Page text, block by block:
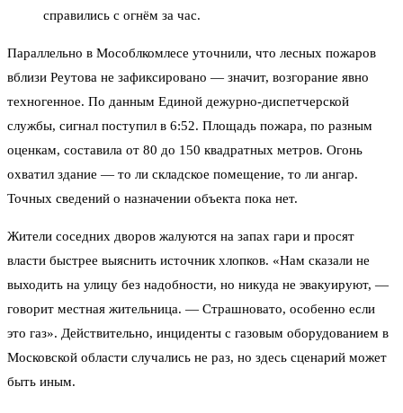
справились с огнём за час.
Параллельно в Мособлкомлесе уточнили, что лесных пожаров
вблизи Реутова не зафиксировано — значит, возгорание явно
техногенное. По данным Единой дежурно-диспетчерской
службы, сигнал поступил в 6:52. Площадь пожара, по разным
оценкам, составила от 80 до 150 квадратных метров. Огонь
охватил здание — то ли складское помещение, то ли ангар.
Точных сведений о назначении объекта пока нет.
Жители соседних дворов жалуются на запах гари и просят
власти быстрее выяснить источник хлопков. «Нам сказали не
выходить на улицу без надобности, но никуда не эвакуируют, —
говорит местная жительница. — Страшновато, особенно если
это газ». Действительно, инциденты с газовым оборудованием в
Московской области случались не раз, но здесь сценарий может
быть иным.